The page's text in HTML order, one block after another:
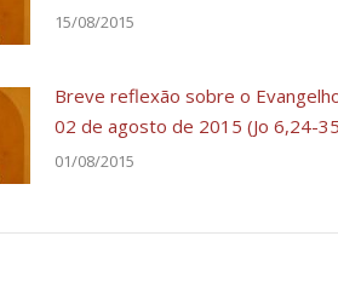
15/08/2015
Breve reflexão sobre o
02 de agosto de 2015 (Jo 6,24-
01/08/2015